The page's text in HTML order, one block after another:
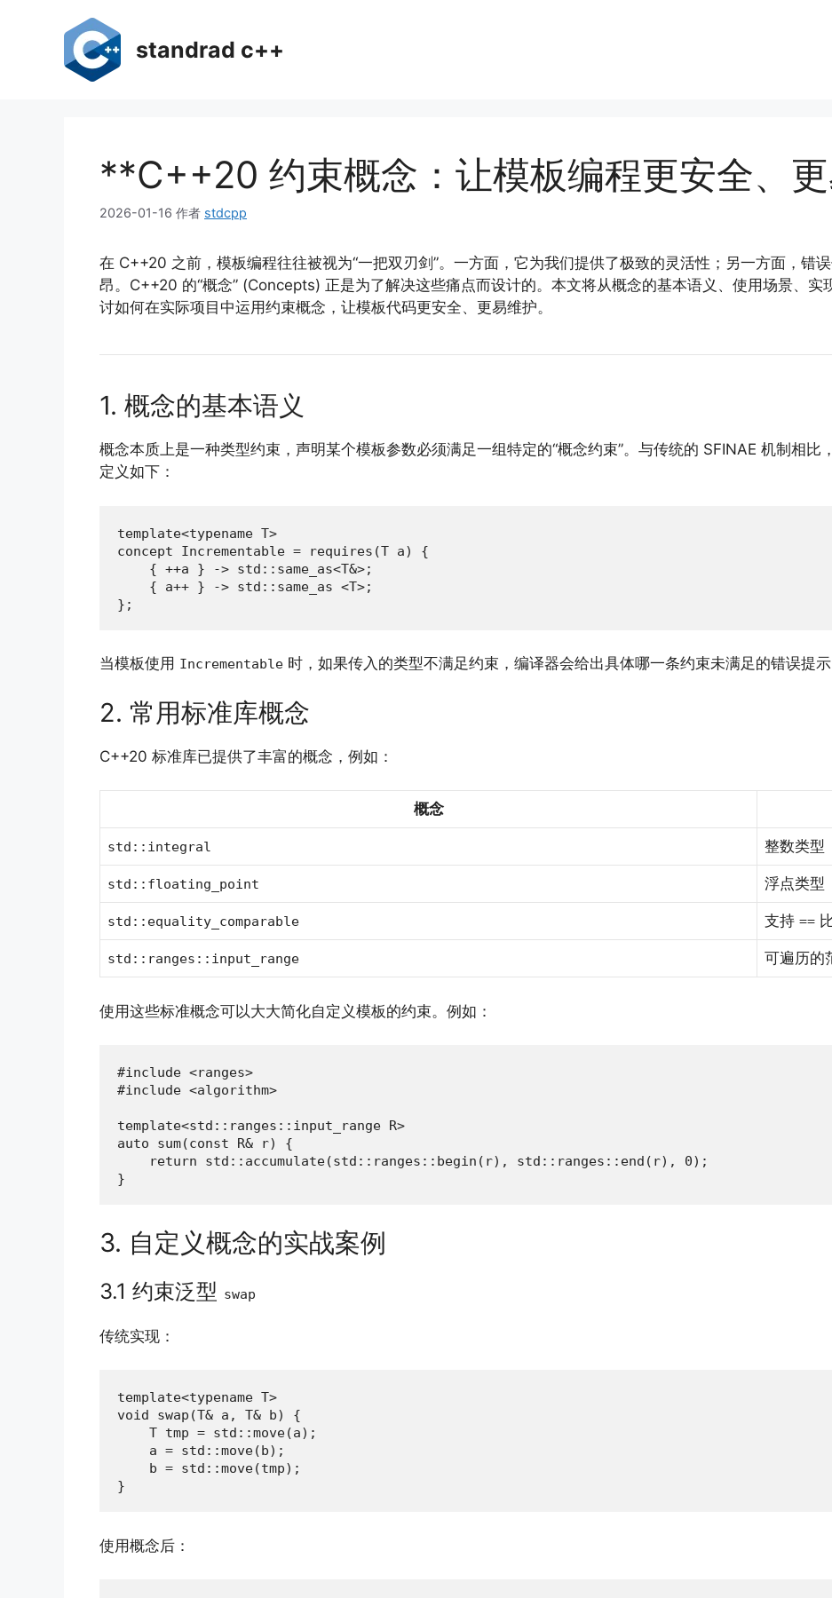
standrad c++
**C++20 约束概念：让模板编程更安全、
2026-01-16 作者 stdcpp
在 C++20 之前，模板编程往往被视为“一把双刃剑”。一方面，它为我们提供了极致的灵活性；另一方面，错
昂。C++20 的“概念” (Concepts) 正是为了解决这些痛点而设计的。本文将从概念的基本语义、使用场景、实
讨如何在实际项目中运用约束概念，让模板代码更安全、更易维护。
1. 概念的基本语义
概念本质上是一种类型约束，声明某个模板参数必须满足一组特定的“概念约束”。与传统的 SFINAE 机制相比
定义如下：
template<typename T>
concept Incrementable = requires(T a) {
    { ++a } -> std::same_as<T&>;
    { a++ } -> std::same_as <T>;
};
当模板使用 Incrementable 时，如果传入的类型不满足约束，编译器会给出具体哪一条约束未满足的错误提示
2. 常用标准库概念
C++20 标准库已提供了丰富的概念，例如：
概念
std::integral 整数类型
std::floating_point 浮点类型
std::equality_comparable 支持 ==
std::ranges::input_range 可遍历的
使用这些标准概念可以大大简化自定义模板的约束。例如：
#include <ranges>
#include <algorithm>
template<std::ranges::input_range R>
auto sum(const R& r) {
    return std::accumulate(std::ranges::begin(r), std::ranges::end(r), 0);
}
3. 自定义概念的实战案例
3.1 约束泛型 swap
传统实现：
template<typename T>
void swap(T& a, T& b) {
    T tmp = std::move(a);
    a = std::move(b);
    b = std::move(tmp);
}
使用概念后：